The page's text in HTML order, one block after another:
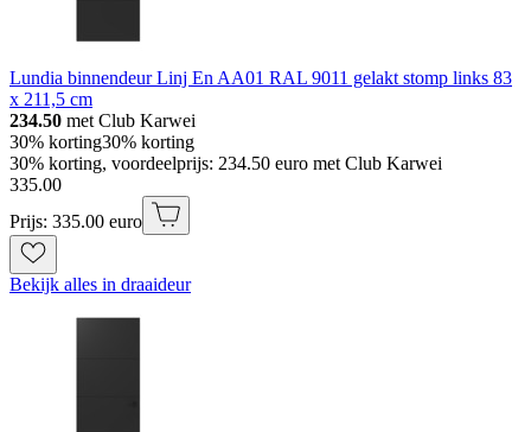
Lundia binnendeur Linj En AA01 RAL 9011 gelakt stomp links 83
x 211,5 cm
234.50 met Club Karwei
30% korting30% korting
30% korting, voordeelprijs: 234.50 euro met Club Karwei
335.00
Prijs: 335.00 euro
Bekijk alles in draaideur